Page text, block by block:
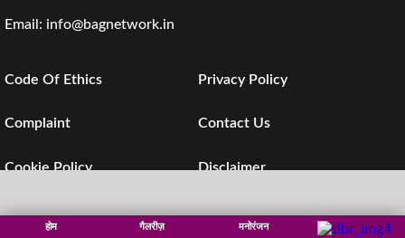
Email: info@bagnetwork.in
Code Of Ethics Privacy Policy
Complaint Contact Us
Cookie Policy Disclaimer
Investors Subscription
होम गैलरीज़ मनोरंजन